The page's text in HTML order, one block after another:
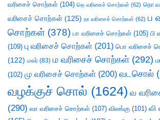
வரிசைச் சொற்கள் (104) தெ வரிசைச் சொற்கள் (62) தொ
வரிசைச் சொற்கள் (125) நா வரிசைச் சொற்கள் (62) ப
சொற்கள் (378) பா வரிசைச் சொற்கள் (105) பி
(109) பு வரிசைச் சொற்கள் (201) பொ வரிசைச்
(122) மலர் (83) ம வரிசைச் சொற்கள் (292)
(102) மு வரிசைச் சொற்கள் (200) வடசொல்
வழக்குச் சொல் (1624) வ
(290) வா வரிசைச் சொற்கள் (107) விலங்கு (101) வி